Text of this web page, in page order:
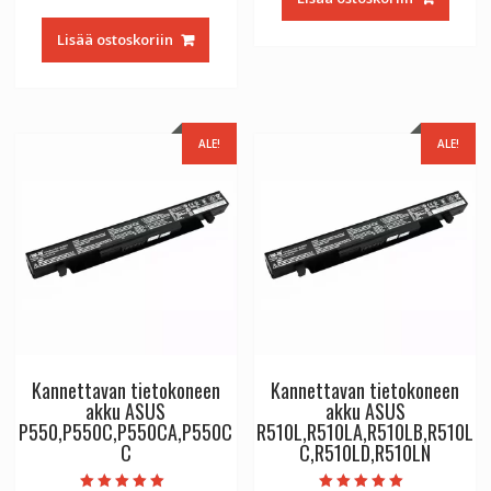
oli:
€56.64.
on:
€31.47.
Lisää ostoskoriin
€56.64. €31.47.
ALE!
Kannettavan tietokoneen
akku ASUS
P550,P550C,P550CA,P550C
C
ALE!
Kannettavan tietokoneen
akku ASUS
R510L,R510LA,R510LB,R510L
C,R510LD,R510LN